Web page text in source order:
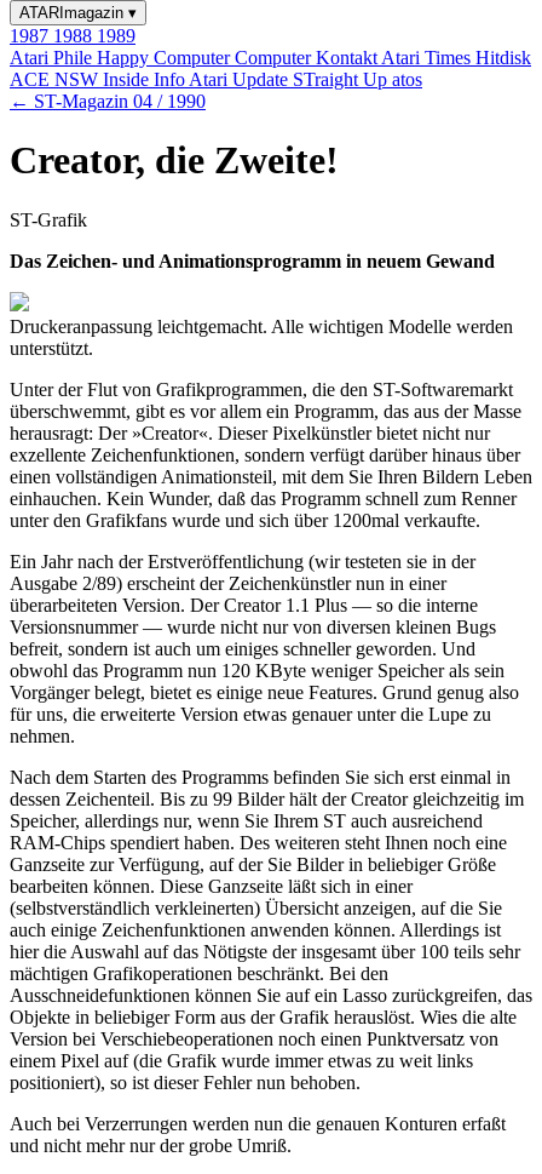
ATARImagazin ▾
1987 1988 1989
Atari Phile Happy ComputerComputer Kontakt Atari Times Hitdisk
ACE NSW Inside Info Atari Update STraight Up atos
← ST-Magazin 04 / 1990
Creator, die Zweite!
ST-Grafik
Das Zeichen- und Animationsprogramm in neuem Gewand
Druckeranpassung leichtgemacht. Alle wichtigen Modelle werden
unterstützt.
Unter der Flut von Grafikprogrammen, die den ST-Softwaremarkt
überschwemmt, gibt es vor allem ein Programm, das aus der Masse
herausragt: Der »Creator«. Dieser Pixelkünstler bietet nicht nur
exzellente Zeichenfunktionen, sondern verfügt darüber hinaus über
einen vollständigen Animationsteil, mit dem Sie Ihren Bildern Leben
einhauchen. Kein Wunder, daß das Programm schnell zum Renner
unter den Grafikfans wurde und sich über 1200mal verkaufte.
Ein Jahr nach der Erstveröffentlichung (wir testeten sie in der
Ausgabe 2/89) erscheint der Zeichenkünstler nun in einer
überarbeiteten Version. Der Creator 1.1 Plus — so die interne
Versionsnummer — wurde nicht nur von diversen kleinen Bugs
befreit, sondern ist auch um einiges schneller geworden. Und
obwohl das Programm nun 120 KByte weniger Speicher als sein
Vorgänger belegt, bietet es einige neue Features. Grund genug also
für uns, die erweiterte Version etwas genauer unter die Lupe zu
nehmen.
Nach dem Starten des Programms befinden Sie sich erst einmal in
dessen Zeichenteil. Bis zu 99 Bilder hält der Creator gleichzeitig im
Speicher, allerdings nur, wenn Sie Ihrem ST auch ausreichend
RAM-Chips spendiert haben. Des weiteren steht Ihnen noch eine
Ganzseite zur Verfügung, auf der Sie Bilder in beliebiger Größe
bearbeiten können. Diese Ganzseite läßt sich in einer
(selbstverständlich verkleinerten) Übersicht anzeigen, auf die Sie
auch einige Zeichenfunktionen anwenden können. Allerdings ist
hier die Auswahl auf das Nötigste der insgesamt über 100 teils sehr
mächtigen Grafikoperationen beschränkt. Bei den
Ausschneidefunktionen können Sie auf ein Lasso zurückgreifen, das
Objekte in beliebiger Form aus der Grafik herauslöst. Wies die alte
Version bei Verschiebeoperationen noch einen Punktversatz von
einem Pixel auf (die Grafik wurde immer etwas zu weit links
positioniert), so ist dieser Fehler nun behoben.
Auch bei Verzerrungen werden nun die genauen Konturen erfaßt
und nicht mehr nur der grobe Umriß.